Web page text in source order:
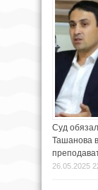
Суд
Ташанова
26.05.2025